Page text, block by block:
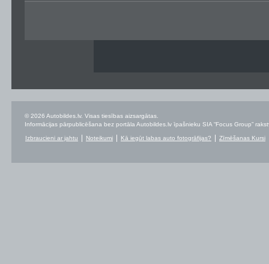
© 2026 Autobildes.lv. Visas tiesības aizsargātas.
Informācijas pārpublicēšana bez portāla Autobildes.lv īpašnieku SIA “Focus Group”
Izbraucieni ar jahtu Noteikumi Kā iegūt labas auto fotogrāfijas? Zīmēšanas Kursi